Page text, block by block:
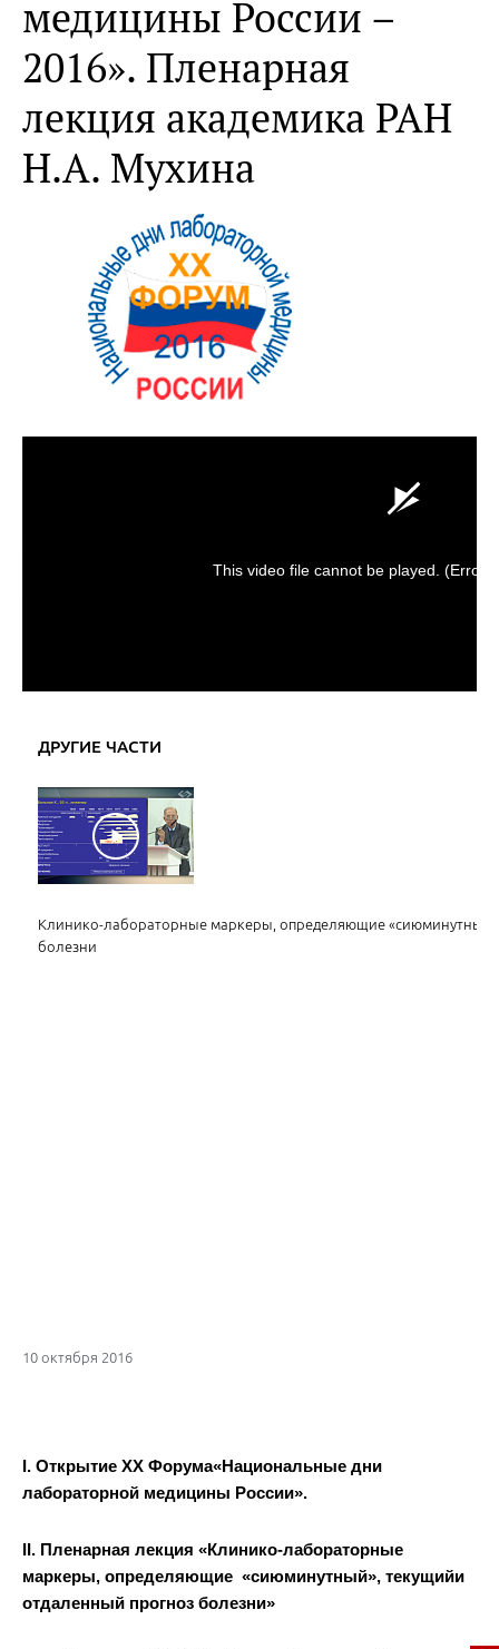
медицины России –
2016». Пленарная
лекция академика РАН
Н.А. Мухина
This video file cannot be played. (Error
ДРУГИЕ ЧАСТИ
Клинико-лабораторные маркеры, определяющие
болезни
10 октября 2016
I. Открытие XX Форума«Национальные дни
лабораторной медицины России».
II. Пленарная лекция «Клинико-лабораторные
маркеры, определяющие «сиюминутный», текущийи
отдаленный прогноз болезни»